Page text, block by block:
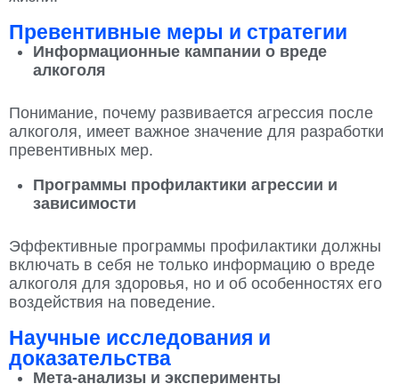
Превентивные меры и стратегии
Информационные кампании о вреде
алкоголя
Понимание, почему развивается агрессия после
алкоголя, имеет важное значение для разработки
превентивных мер.
Программы профилактики агрессии и
зависимости
Эффективные программы профилактики должны
включать в себя не только информацию о вреде
алкоголя для здоровья, но и об особенностях его
воздействия на поведение.
Научные исследования и
доказательства
Мета-анализы и эксперименты